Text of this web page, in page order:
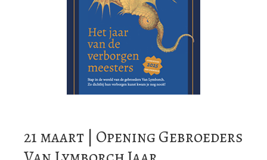
21 maart | Opening Gebroeders